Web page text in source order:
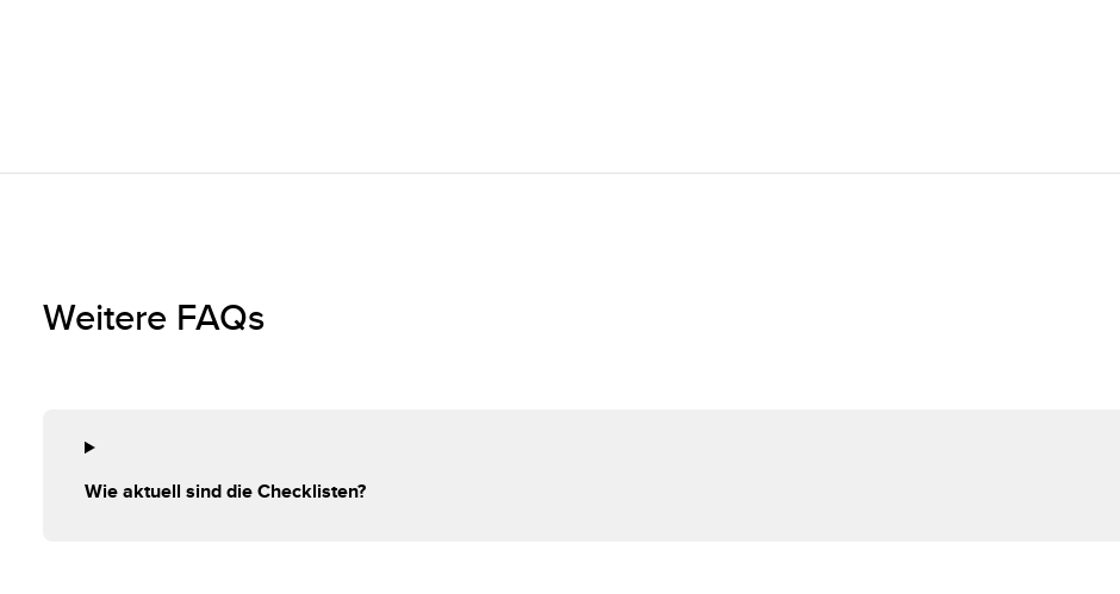
Weitere FAQs
Wie aktuell sind die Checklisten?